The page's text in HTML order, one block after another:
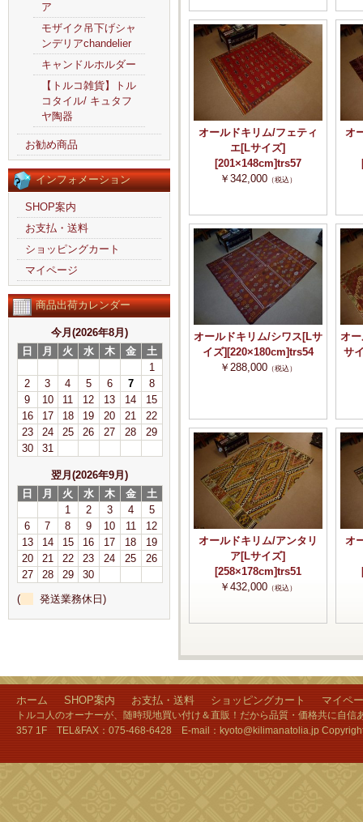
ア
モザイク吊下げシャ
ンデリアchandelier
キャンドルホルダー
【トルコ雑貨】トル
コタイル/ キュタフ
ヤ陶器
お勧め商品
インフォメーション
SHOP案内
お支払・送料
ショッピングカート
マイページ
商品出荷カレンダー
今月(2026年8月)
日
月 火 水 木 金
土
1
2
3 4 5 6 7
8
9
10 11 12 13 14
15
16
17 18 19 20 21
22
23
24 25 26 27 28
29
30
31
翌月(2026年9月)
日
月 火 水 木 金
土
1
2 3 4
5
6
7 8 9 10 11
12
13
14 15 16 17 18
19
20
21 22 23 24 25
26
27
28 29
30
(
発送業務休日)
オールドキリム/フェティ
エ[Lサイズ]
[201×148cm]trs57
￥342,000 （税込）
オ
オールドキリム/シワス[Lサ
イズ][220×180cm]trs54
￥288,000 （税込）
オ
サ
オールドキリム/アンタリ
ア[Lサイズ]
[258×178cm]trs51
￥432,000 （税込）
オ
ホーム SHOP案内 お支払・送料 ショッピングカート マイペ
トルコ人のオーナーが、随時現地買い付け＆直販！だから品質・価格共に自
357 1F TEL&FAX：075-468-6428 E-mail：kyoto@kilimanatolia.jp